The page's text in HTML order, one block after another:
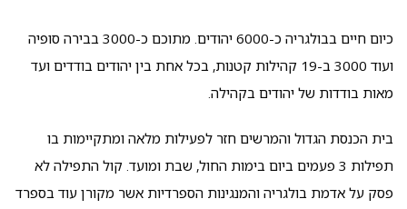
כיום חיים בבולגריה כ-6000 יהודים. מתוכם כ-3000 בבירה סופיה
ועוד 3000 ב-19 קהילות קטנות, בכל אחת בין יהודים בודדים ועד
מאות בודדות של יהודים בקהילה.
בית הכנסת הגדול והמרשים חזר לפעילות מלאה ומתקיימות בו
תפילות 3 פעמים ביום בימות החול, שבת ומועד. קול התפילה לא
פסק על אדמת בולגריה והמנגינות הספרדיות אשר מקורן עוד בספרד